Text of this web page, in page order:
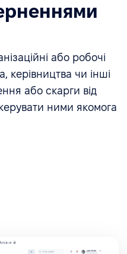
або робочі
керівництва чи інші
або скарги від
ними якомога